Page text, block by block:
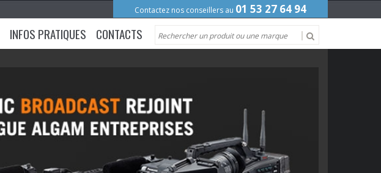
Contactez nos conseillers au 01 53 27 64 94
INFOS PRATIQUES CONTACTS